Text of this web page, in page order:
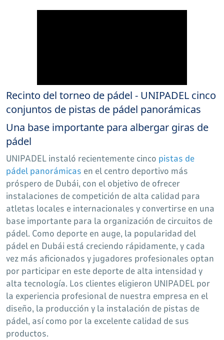
Recinto del torneo de pádel - UNIPADEL cinco
conjuntos de pistas de pádel panorámicas
Una base importante para albergar giras de
pádel
UNIPADEL instaló recientemente cinco pistas de
pádel panorámicas en el centro deportivo más
próspero de Dubái, con el objetivo de ofrecer
instalaciones de competición de alta calidad para
atletas locales e internacionales y convertirse en una
base importante para la organización de circuitos de
pádel. Como deporte en auge, la popularidad del
pádel en Dubái está creciendo rápidamente, y cada
vez más aficionados y jugadores profesionales optan
por participar en este deporte de alta intensidad y
alta tecnología. Los clientes eligieron UNIPADEL por
la experiencia profesional de nuestra empresa en el
diseño, la producción y la instalación de pistas de
pádel, así como por la excelente calidad de sus
productos.